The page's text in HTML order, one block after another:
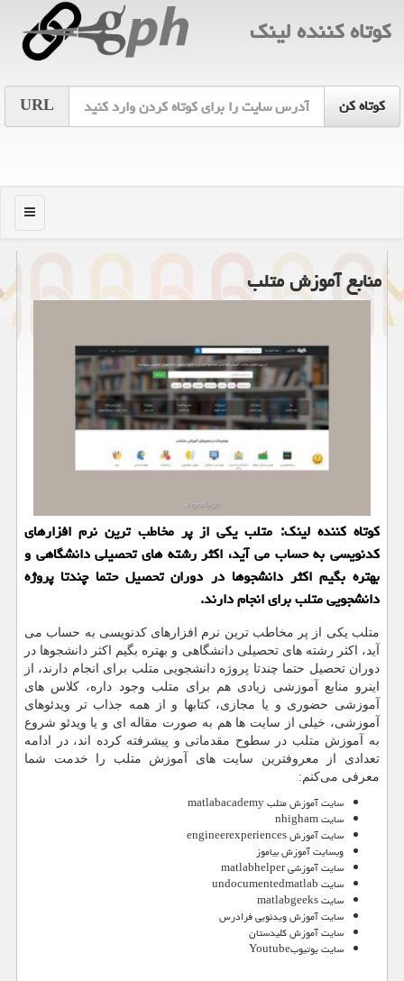
كوتاه كننده لینك
URL
منو
منابع آموزش متلب
کوتاه کننده لینک: متلب یکی از پر مخاطب ترین نرم افزارهای
کدنویسی به حساب می آید، اکثر رشته های تحصیلی دانشگاهی و
بهتره بگیم اکثر دانشجوها در دوران تحصیل حتما چندتا پروژه
دانشجویی متلب برای انجام دارند.
متلب یکی از پر مخاطب ترین نرم افزارهای کدنویسی به حساب می
آید، اکثر رشته های تحصیلی دانشگاهی و بهتره بگیم اکثر دانشجوها در
دوران تحصیل حتما چندتا پروژه دانشجویی متلب برای انجام دارند، از
اینرو منابع آموزشی زیادی هم برای متلب وجود داره، کلاس های
آموزشی حضوری و یا مجازی، کتابها و از همه جذاب تر ویدئوهای
آموزشی، خیلی از سایت ها هم به صورت مقاله ای و یا ویدئو شروع
به آموزش متلب در سطوح مقدماتی و پیشرفته کرده اند، در ادامه
تعدادی از معروفترین سایت های آموزش متلب را خدمت شما
معرفی می‌کنم:
سایت آموزش متلبmatlabacademy
سایتnhigham
سایت آموزشengineerexperiences
وبسایت آموزش بیاموز
سایت آموزشیmatlabhelper
سایتundocumentedmatlab
سایتmatlabgeeks
سایت آموزش ویدئویی فرادرس
سایت آموزش کلیدستان
سایت یوتیوبYoutube